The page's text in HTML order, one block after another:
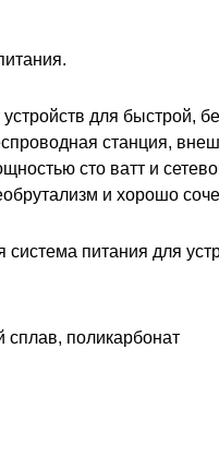
для быстрой,
станция,
сто ватт и
и хорошо
питания для
поликарбонат